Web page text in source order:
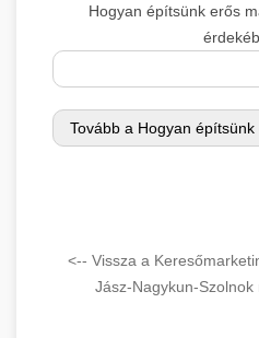
Hogyan építsünk erős
<-- Vissza a
Jász-Nagykun-